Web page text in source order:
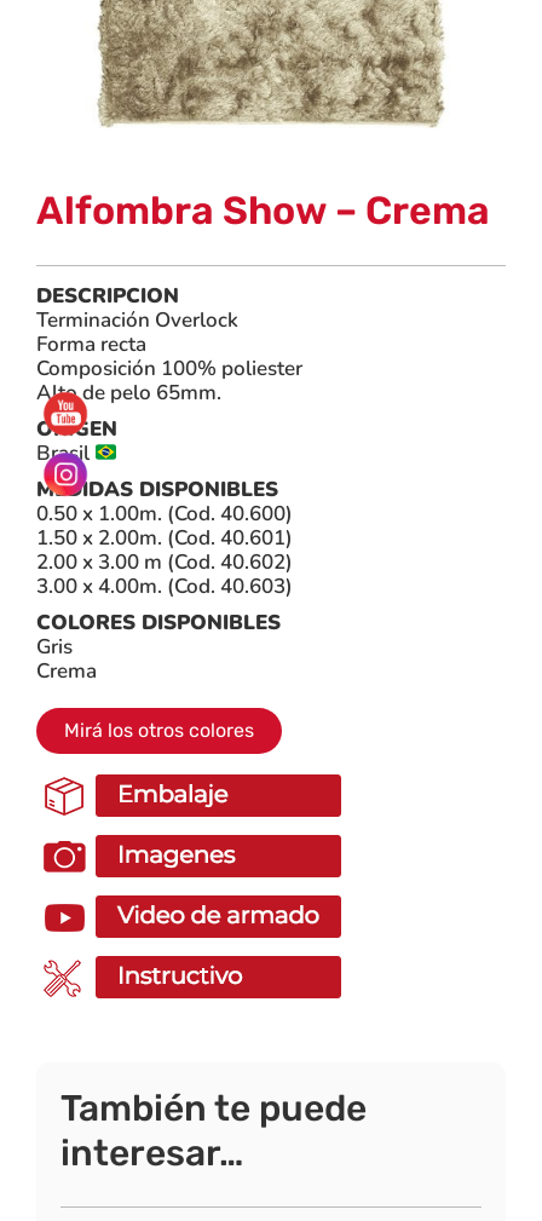
Alfombra Show – Crema
DESCRIPCION
Terminación Overlock
Forma recta
Composición 100% poliester
Alto de pelo 65mm.
ORIGEN
Brasil
MEDIDAS DISPONIBLES
0.50 x 1.00m. (Cod. 40.600)
1.50 x 2.00m. (Cod. 40.601)
2.00 x 3.00 m (Cod. 40.602)
3.00 x 4.00m. (Cod. 40.603)
COLORES DISPONIBLES
Gris
Crema
Mirá los otros colores
También te puede
interesar…